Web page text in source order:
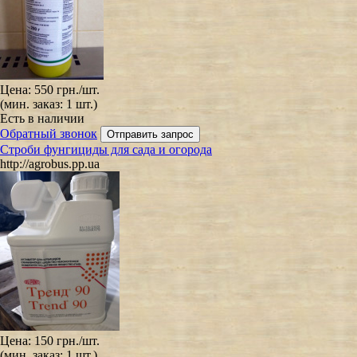
Цена: 550 грн./шт.
(мин. заказ: 1 шт.)
Есть в наличии
Обратный звонок
Строби фунгициды для сада и огорода
http://agrobus.pp.ua
Цена: 150 грн./шт.